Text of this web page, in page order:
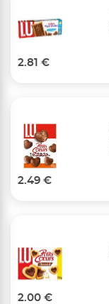
2.81 €
2.49 €
2.00 €